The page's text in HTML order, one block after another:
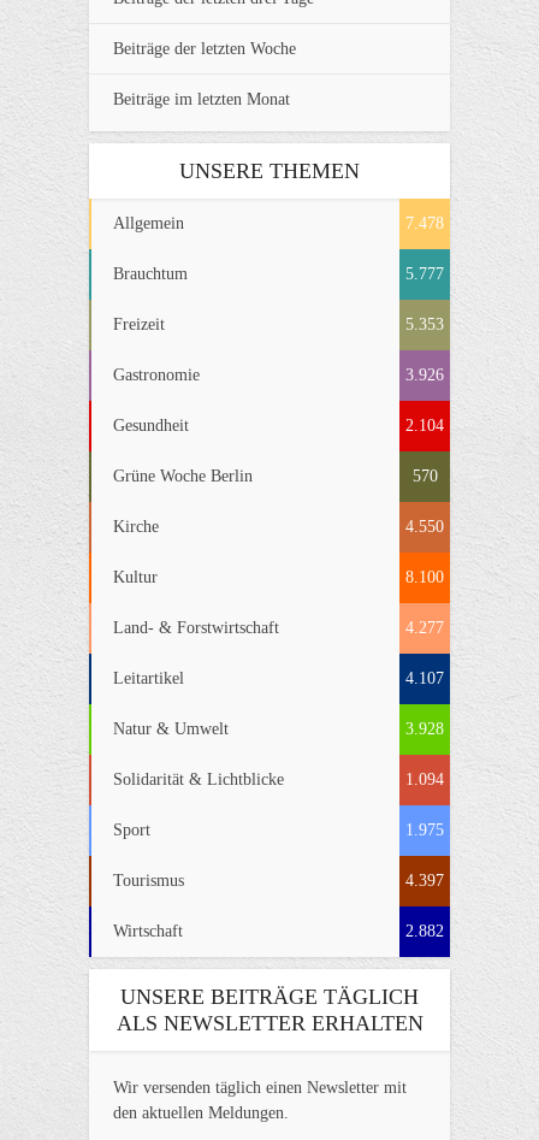
Beiträge der letzten Woche
Beiträge im letzten Monat
UNSERE THEMEN
Allgemein 7.478
Brauchtum 5.777
Freizeit 5.353
Gastronomie 3.926
Gesundheit 2.104
Grüne Woche Berlin 570
Kirche 4.550
Kultur 8.100
Land- & Forstwirtschaft 4.277
Leitartikel 4.107
Natur & Umwelt 3.928
Solidarität & Lichtblicke 1.094
Sport 1.975
Tourismus 4.397
Wirtschaft 2.882
UNSERE BEITRÄGE TÄGLICH
ALS NEWSLETTER ERHALTEN
Wir versenden täglich einen Newsletter mit
den aktuellen Meldungen.